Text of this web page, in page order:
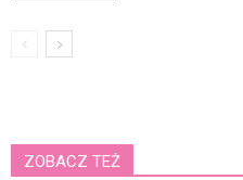
ZOBACZ TEŻ